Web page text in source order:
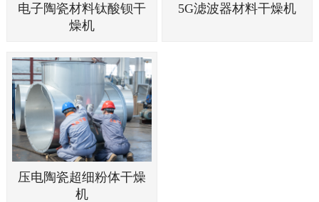
电子陶瓷材料钛酸钡干
燥机
5G滤波器材料干燥机
压电陶瓷超细粉体干燥
机